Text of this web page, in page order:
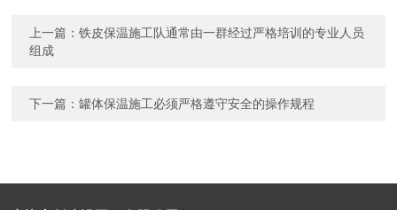
上一篇：铁皮保温施工队通常由一群经过严格培训的专业人员
组成
下一篇：罐体保温施工必须严格遵守安全的操作规程